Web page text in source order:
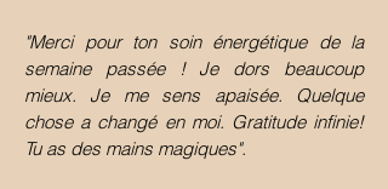
"Merci pour ton soin énergétique de la
semaine passée ! Je dors beaucoup
mieux. Je me sens apaisée. Quelque
chose a changé en moi. Gratitude infinie!
Tu as des mains magiques".